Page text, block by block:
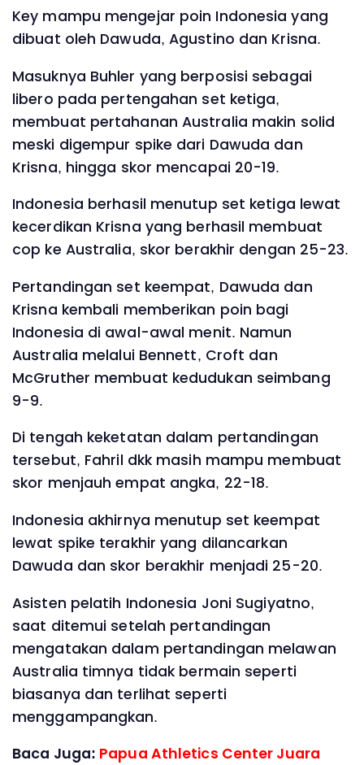
Key mampu mengejar poin Indonesia yang
dibuat oleh Dawuda, Agustino dan Krisna.
Masuknya Buhler yang berposisi sebagai
libero pada pertengahan set ketiga,
membuat pertahanan Australia makin solid
meski digempur spike dari Dawuda dan
Krisna, hingga skor mencapai 20-19.
Indonesia berhasil menutup set ketiga lewat
kecerdikan Krisna yang berhasil membuat
cop ke Australia, skor berakhir dengan 25-23.
Pertandingan set keempat, Dawuda dan
Krisna kembali memberikan poin bagi
Indonesia di awal-awal menit. Namun
Australia melalui Bennett, Croft dan
McGruther membuat kedudukan seimbang
9-9.
Di tengah keketatan dalam pertandingan
tersebut, Fahril dkk masih mampu membuat
skor menjauh empat angka, 22-18.
Indonesia akhirnya menutup set keempat
lewat spike terakhir yang dilancarkan
Dawuda dan skor berakhir menjadi 25-20.
Asisten pelatih Indonesia Joni Sugiyatno,
saat ditemui setelah pertandingan
mengatakan dalam pertandingan melawan
Australia timnya tidak bermain seperti
biasanya dan terlihat seperti
menggampangkan.
Baca Juga: Papua Athletics Center Juara